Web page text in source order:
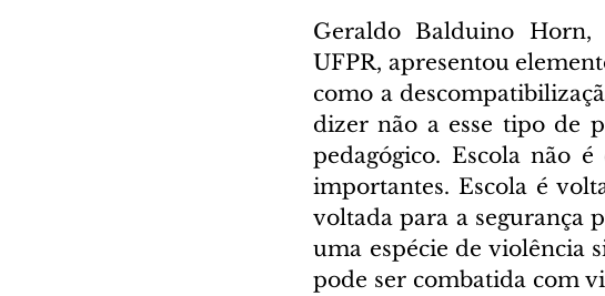
Geraldo Balduino Horn,
UFPR, apresentou
como a
dizer não a esse tipo de
pedagógico. Escola não
importantes. Escola é
voltada para a segurança
uma espécie de violência
pode ser combatida com